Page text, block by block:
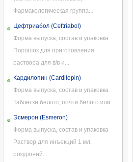
Фармакологическая группа...
Цефтриабол (Ceftriabol)
Форма выпуска, состав и упаковка
Порошок для приготовления
раствора для в/в и...
Кардилопин (Cardilopin)
Форма выпуска, состав и упаковка
Таблетки белого, почти белого или...
Эсмерон (Esmeron)
Форма выпуска, состав и упаковка
Раствор для инъекций 1 мл.
рокуроний...